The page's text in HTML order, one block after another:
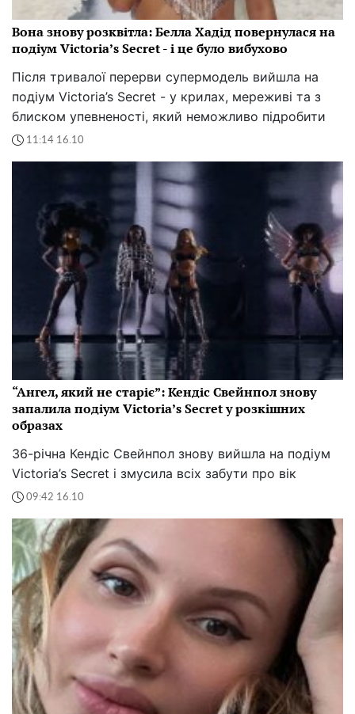
Вона знову розквітла: Белла Хадід повернулася на
подіум Victoria’s Secret - і це було вибухово
Після тривалої перерви супермодель вийшла на
подіум Victoria’s Secret - у крилах, мереживі та з
блиском упевненості, який неможливо підробити
11:14 16.10
“Ангел, який не старіє”: Кендіс Свейнпол знову
запалила подіум Victoria’s Secret у розкішних
образах
36-річна Кендіс Свейнпол знову вийшла на подіум
Victoria’s Secret і змусила всіх забути про вік
09:42 16.10